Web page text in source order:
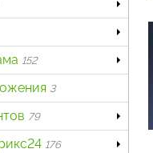
152
3
79
176